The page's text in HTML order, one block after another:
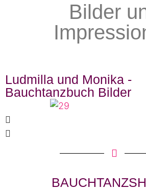
Bilder
Ludmilla und Monika -
Bauchtanzbuch Bilder